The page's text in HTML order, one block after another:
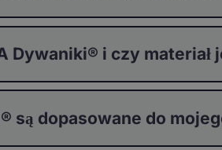
Dywaniki® i czy
są dopasowane do